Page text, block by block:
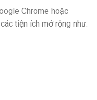
Chrome hoặc
tiện ích mở rộng như: